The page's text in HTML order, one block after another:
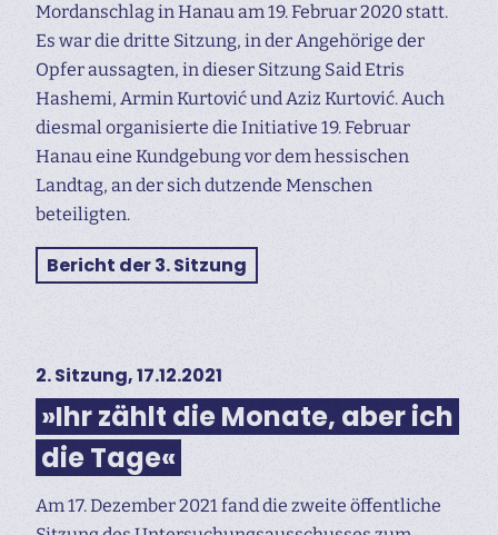
Mordanschlag in Hanau am 19. Februar 2020 statt.
Es war die dritte Sitzung, in der Angehörige der
Opfer aussagten, in dieser Sitzung Said Etris
Hashemi, Armin Kurtović und Aziz Kurtović. Auch
diesmal organisierte die Initiative 19. Februar
Hanau eine Kundgebung vor dem hessischen
Landtag, an der sich dutzende Menschen
beteiligten.
Bericht der 3. Sitzung
2. Sitzung, 17.12.2021
»Ihr zählt die Monate, aber ich
die Tage«
Am 17. Dezember 2021 fand die zweite öffentliche